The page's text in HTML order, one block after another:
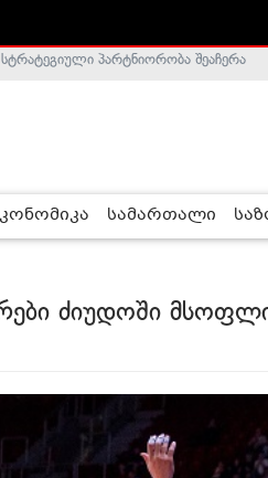
არალეგიტიმურია - ჰელსინკის
სამართალი
ძიუდოში